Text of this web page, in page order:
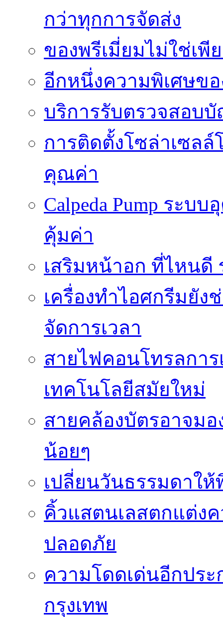
กว่าทุกการจัดส่ง
ของพรีเมี่ยมไม่ใช่เพี
อีกหนึ่งความพิเศษข
บริการรับตรวจสอบ
การติดตั้งโซล่าเซลล์
คุณค่า
Calpeda Pump ระบ
คุ้มค่า
เสริมหน้าอก ที่ไหนดี
เครื่องทำไอศกรีมยัง
จัดการเวลา
สายไฟคอนโทรลกา
เทคโนโลยีสมัยใหม่
สายคล้องบัตรอาจมอ
น้อยๆ
เปลี่ยนวันธรรมดาใ
คิ้วแสตนเลสตกแต่ง
ปลอดภัย
ความโดดเด่นอีกปร
กรุงเทพ